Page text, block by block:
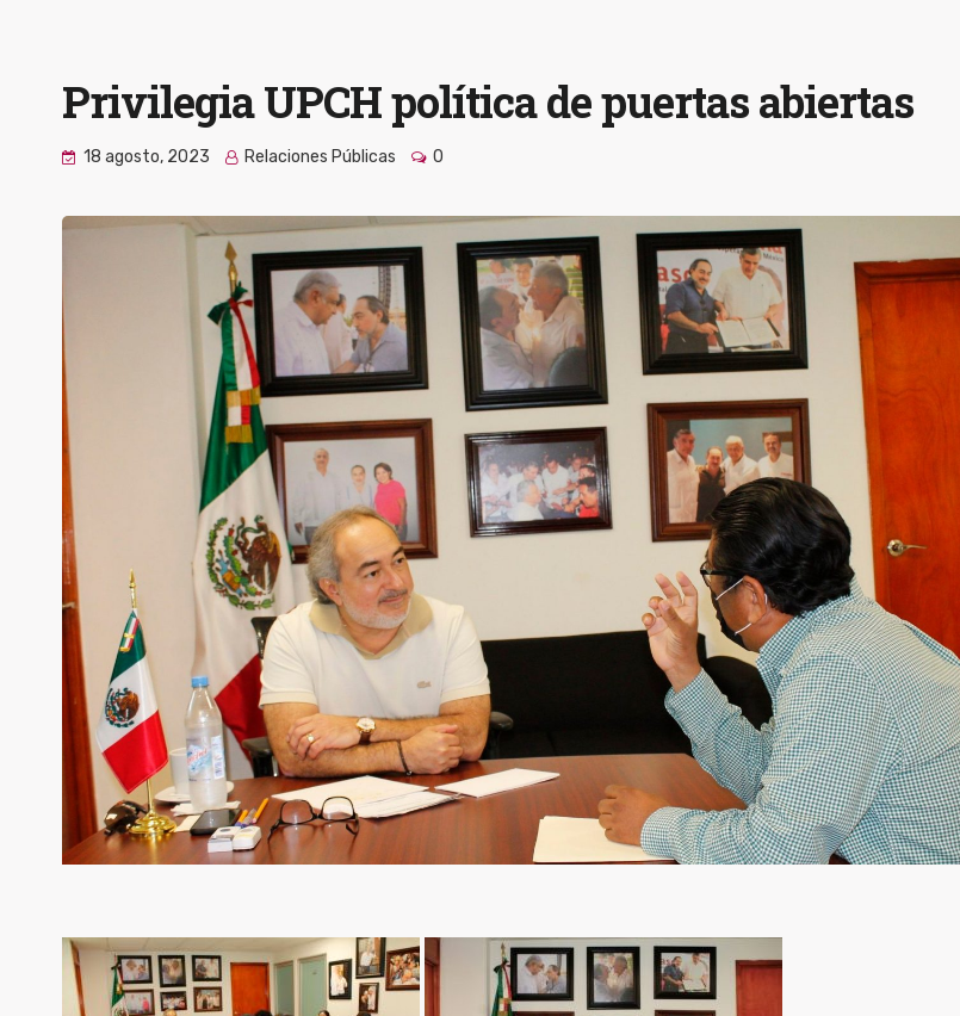
Privilegia UPCH política de puertas abiertas
18 agosto, 2023 Relaciones Públicas 0